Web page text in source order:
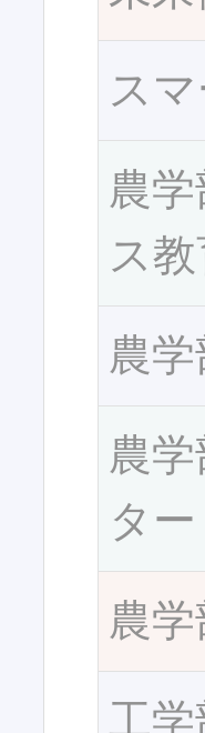
ス
農
ス
農
農
ター
農
工